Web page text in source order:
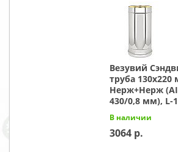
Везувий
труба 130х220
Нерж+Нерж
430/0,8 мм), L-
В наличии
3064